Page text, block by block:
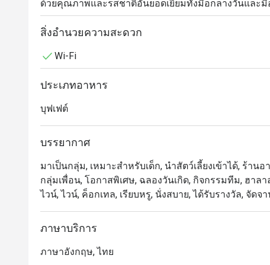
ด้วยคุณภาพและรสชาติอันยอดเยี่ยมทั้งมื้อกลางวันและมื้
เหล่าคนรักบุฟเฟ่ต์ไม่ควรพลาดกับอาหารทะเลสดใหม่ มุ
หลากหลาย มุมเนื้อวัวนุ่มลิ้นและเนื้อแกะอย่างดีระดับพ
Orchid Cafe @ Sheraton Grande Sukhumvit Hotel น
ตั้งอยู่ที่ชั้นล็อบบี้ของโรงแรม Sheraton Grande
ครอบครัวและการพบปะทางธุรกิจ ไฮไลต์เมนูเด่น ได้แก่
จากมุมคาร์เวอรี่ พร้อมเมนูนานาชาติและของหวานทำส
Orchid Cafe เป็นหนึ่งในร้านบุฟเฟ่ต์ยอดนิยมของกรุงเท
นักท่องเที่ยว โดดเด่นด้วยคุณภาพอาหารที่สม่ำเสมอ บริ
Asok
การจองผ่านแอปหรือเว็บไซต์ Eatigo คือวิธีที่ชาญฉลาดที่
สิ่งอำนวยความสะดวก
Wi-Fi
ประเภทอาหาร
บุฟเฟต์
บรรยากาศ
มาเป็นกลุ่ม, เหมาะสำหรับเด็ก, นำสัตว์เลี้ยงเข้าได้, ร้า
กลุ่มเพื่อน, โอกาสพิเศษ, ฉลองวันเกิด, กิจกรรมทีม, ฮาล
ไวน์, ไวน์, ค็อกเทล, เรียบหรู, นั่งสบาย, ได้รับรางวัล, จัด
ภาษาบริการ
ภาษาอังกฤษ, ไทย